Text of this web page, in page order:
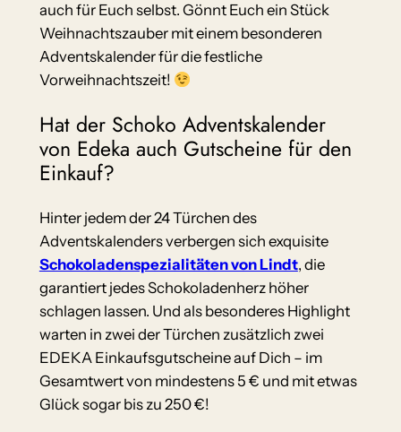
auch für Euch selbst. Gönnt Euch ein Stück
Weihnachtszauber mit einem besonderen
Adventskalender für die festliche
Vorweihnachtszeit!
Hat der Schoko Adventskalender
von Edeka auch Gutscheine für den
Einkauf?
Hinter jedem der 24 Türchen des
Adventskalenders verbergen sich exquisite
Schokoladenspezialitäten von Lindt, die
garantiert jedes Schokoladenherz höher
schlagen lassen. Und als besonderes Highlight
warten in zwei der Türchen zusätzlich zwei
EDEKA Einkaufsgutscheine auf Dich – im
Gesamtwert von mindestens 5 € und mit etwas
Glück sogar bis zu 250 €!